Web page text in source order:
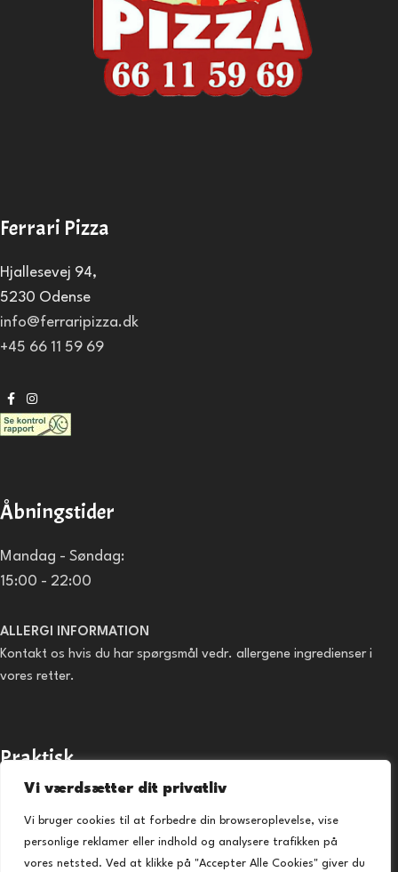
Vi værdsætter dit privatliv
Vi bruger cookies til at forbedre din browseroplevelse, vise
personlige reklamer eller indhold og analysere trafikken på
vores netsted. Ved at klikke på "Accepter Alle Cookies" giver du
Ferrari Pizza
Hjallesevej 94,
5230 Odense
info@ferraripizza.dk
+45 66 11 59 69
Åbningstider
Mandag - Søndag:
15:00 - 22:00
ALLERGI INFORMATION
Kontakt os hvis du har spørgsmål vedr. allergene ingredienser i
vores retter.
Praktisk
Takeaway
Kontakt os